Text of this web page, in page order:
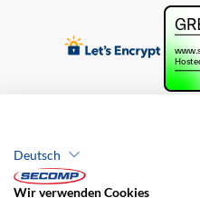
Deutsch
Wir verwenden Cookies